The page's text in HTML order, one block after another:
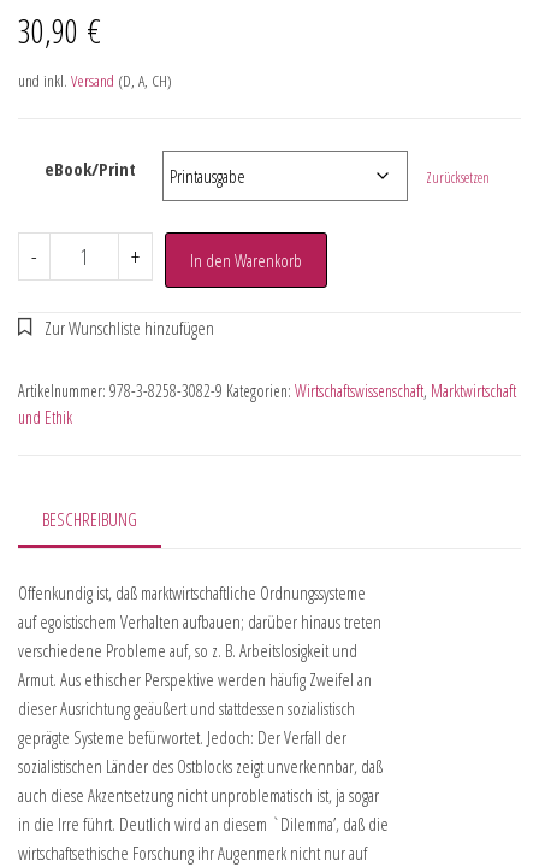
30,90 €
und inkl. Versand (D, A, CH)
eBook/Print Zurücksetzen
- + In den Warenkorb
Artikelnummer: 978-3-8258-3082-9 Kategorien: Wirtschaftswissenschaft, Marktwirtschaft
und Ethik
BESCHREIBUNG
Offenkundig ist, daß marktwirtschaftliche Ordnungssysteme
auf egoistischem Verhalten aufbauen; darüber hinaus treten
verschiedene Probleme auf, so z. B. Arbeitslosigkeit und
Armut. Aus ethischer Perspektive werden häufig Zweifel an
dieser Ausrichtung geäußert und stattdessen sozialistisch
geprägte Systeme befürwortet. Jedoch: Der Verfall der
sozialistischen Länder des Ostblocks zeigt unverkennbar, daß
auch diese Akzentsetzung nicht unproblematisch ist, ja sogar
in die Irre führt. Deutlich wird an diesem `Dilemma’, daß die
wirtschaftsethische Forschung ihr Augenmerk nicht nur auf